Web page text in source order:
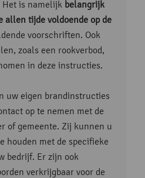
Het is namelijk belangrijk
allen tijde voldoende op de
voorschriften. Ook
zoals een rookverbod,
in deze instructies.
uw eigen brandinstructies
op te nemen met de
of gemeente. Zij kunnen u
houden met de specifieke
bedrijf. Er zijn ook
verkrijgbaar voor de